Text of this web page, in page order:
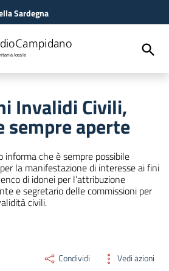
Sardegna
locale
Invalidi Civili,
sempre aperte
informa che è sempre possibile
la manifestazione di interesse ai fini
di idonei per l’attribuzione
e segretario delle commissioni per
civili.
Condividi Vedi azioni